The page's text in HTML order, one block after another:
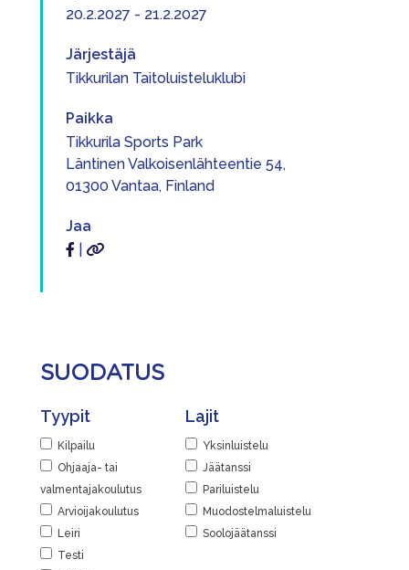
20.2.2027 - 21.2.2027
Järjestäjä
Tikkurilan Taitoluisteluklubi
Paikka
Tikkurila Sports Park
Läntinen Valkoisenlähteentie 54,
01300 Vantaa, Finland
Jaa
SUODATUS
Tyypit
Kilpailu
Ohjaaja- tai
valmentajakoulutus
Arvioijakoulutus
Leiri
Testi
Lajit
Yksinluistelu
Jäätanssi
Pariluistelu
Muodostelmaluistelu
Soolojäätanssi